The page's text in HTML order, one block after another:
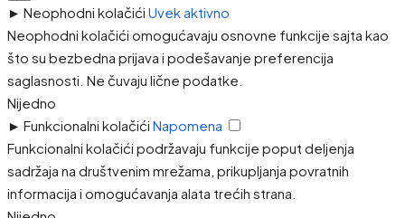
► Neophodni kolačići Uvek aktivno
Neophodni kolačići omogućavaju osnovne funkcije sajta kao
što su bezbedna prijava i podešavanje preferencija
saglasnosti. Ne čuvaju lične podatke.
Nijedno
► Funkcionalni kolačići Napomena
Funkcionalni kolačići podržavaju funkcije poput deljenja
sadržaja na društvenim mrežama, prikupljanja povratnih
informacija i omogućavanja alata trećih strana.